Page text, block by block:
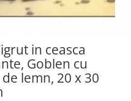
in ceasca
Goblen cu
lemn, 20 x 30